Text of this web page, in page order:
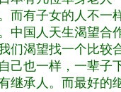
而有子女的人不
中国人天生渴望
们渴望找一个比
己也一样，一辈
继承人。而最好的